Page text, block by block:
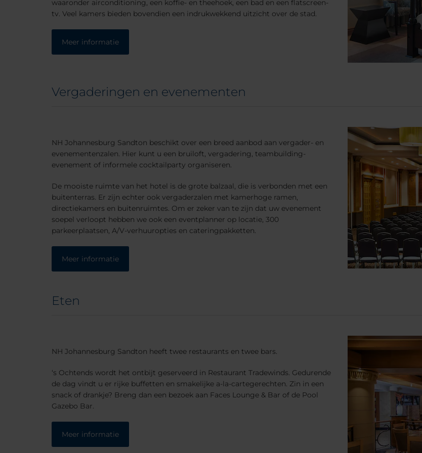
waaronder airconditioning, een koffie- en theehoek, een bad en een flatscreen-
tv. Veel kamers bieden bovendien een indrukwekkend uitzicht over de stad.
Meer informatie
Vergaderingen en evenementen
NH Johannesburg Sandton beschikt over een breed aanbod aan vergader- en
evenementenzalen. Hier kunt u een bruiloft, vergadering, teambuilding-
evenement of informele cocktailparty organiseren.
De mooiste ruimte van het hotel is de grote balzaal, die is verbonden met een
buitenterras. Er zijn echter ook vergaderzalen met kamerhoge ramen,
directiekamers en buitenruimtes. Om er zeker van te zijn dat uw evenement
soepel verloopt hebben we ook een eventplanner op locatie, 300
parkeerplaatsen, A/V-verhuuropties en cateringpakketten.
Meer informatie
Eten
NH Johannesburg Sandton heeft twee restaurants en twee bars.
‘s Ochtends wordt het ontbijt geserveerd in Restaurant Tradewinds. Gedurende
de dag vindt u er rijke buffetten en smakelijke a-la-cartegerechten. Zin in een
snack of drankje? Breng dan een bezoek aan Faces Lounge & Bar of de Pool
Gazebo Bar.
Meer informatie